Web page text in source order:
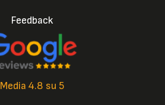
Feedback
Media 4.8 su 5